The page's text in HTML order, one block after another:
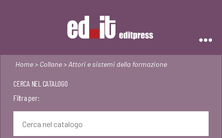
Home> Collane> Attori e sistemi della formazione
CERCA NEL CATALOGO
Filtra per: